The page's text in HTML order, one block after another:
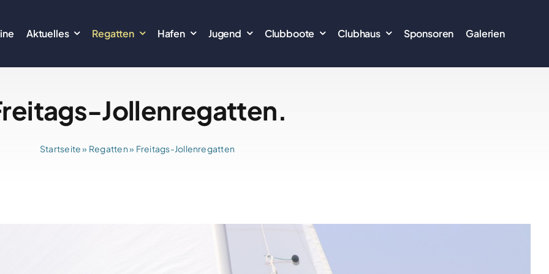
Aktuelles Regatten Hafen Jugend Clubboote Clubhaus Sponsoren Galerien
Jollenregatten.
Startseite» Regatten» Freitags-Jollenregatten